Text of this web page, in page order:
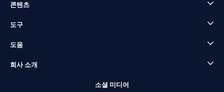
콘텐츠
도구
도움
회사 소개
소셜 미디어